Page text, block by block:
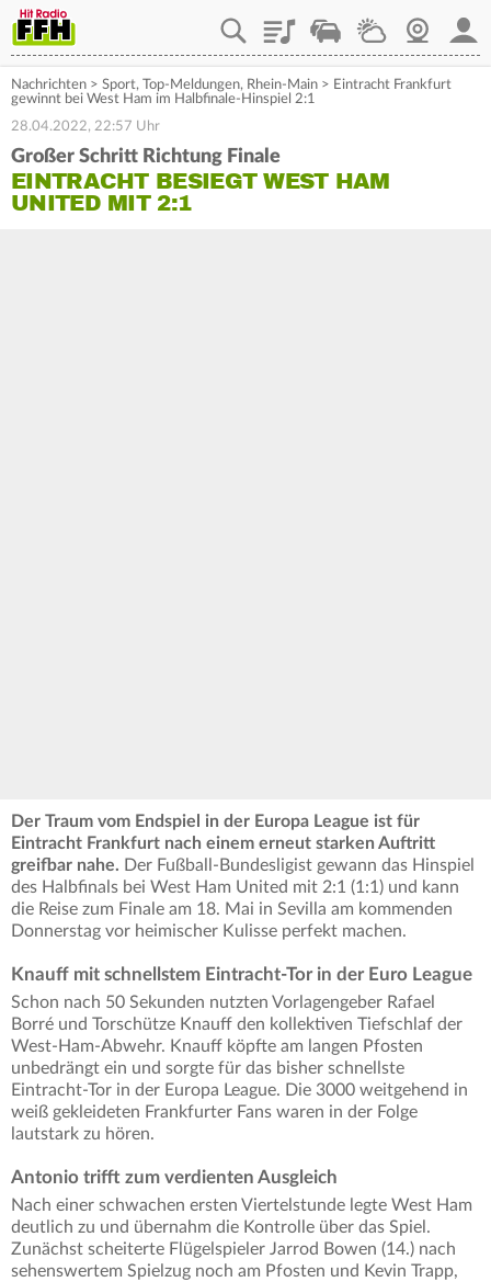
PlaylistStaupilotWetterWebcam
Nachrichten > Sport, Top-Meldungen, Rhein-Main > Eintracht Frankfurt
gewinnt bei West Ham im Halbfinale-Hinspiel 2:1
28.04.2022, 22:57 Uhr
Großer Schritt Richtung Finale
EINTRACHT BESIEGT WEST HAM
UNITED MIT 2:1
Der Traum vom Endspiel in der Europa League ist für
Eintracht Frankfurt nach einem erneut starken Auftritt
greifbar nahe. Der Fußball-Bundesligist gewann das Hinspiel
des Halbfinals bei West Ham United mit 2:1 (1:1) und kann
die Reise zum Finale am 18. Mai in Sevilla am kommenden
Donnerstag vor heimischer Kulisse perfekt machen.
Knauff mit schnellstem Eintracht-Tor in der Euro League
Schon nach 50 Sekunden nutzten Vorlagengeber Rafael
Borré und Torschütze Knauff den kollektiven Tiefschlaf der
West-Ham-Abwehr. Knauff köpfte am langen Pfosten
unbedrängt ein und sorgte für das bisher schnellste
Eintracht-Tor in der Europa League. Die 3000 weitgehend in
weiß gekleideten Frankfurter Fans waren in der Folge
lautstark zu hören.
Antonio trifft zum verdienten Ausgleich
Nach einer schwachen ersten Viertelstunde legte West Ham
deutlich zu und übernahm die Kontrolle über das Spiel.
Zunächst scheiterte Flügelspieler Jarrod Bowen (14.) nach
sehenswertem Spielzug noch am Pfosten und Kevin Trapp,